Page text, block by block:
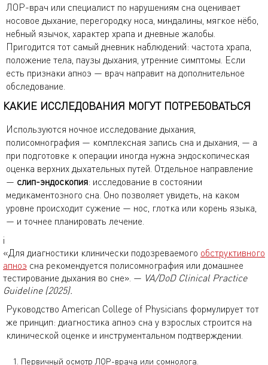
ЛОР-врач или специалист по нарушениям сна оценивает
носовое дыхание, перегородку носа, миндалины, мягкое нёбо,
небный язычок, характер храпа и дневные жалобы.
Пригодится тот самый дневник наблюдений: частота храпа,
положение тела, паузы дыхания, утренние симптомы. Если
есть признаки апноэ — врач направит на дополнительное
обследование.
КАКИЕ ИССЛЕДОВАНИЯ МОГУТ ПОТРЕБОВАТЬСЯ
Используются ночное исследование дыхания,
полисомнография — комплексная запись сна и дыхания, — а
при подготовке к операции иногда нужна эндоскопическая
оценка верхних дыхательных путей. Отдельное направление
— слип-эндоскопия: исследование в состоянии
медикаментозного сна. Оно позволяет увидеть, на каком
уровне происходит сужение — нос, глотка или корень языка,
— и точнее планировать лечение.
i
«Для диагностики клинически подозреваемого обструктивного
апноэ сна рекомендуется полисомнография или домашнее
тестирование дыхания во сне». — VA/DoD Clinical Practice
Guideline (2025).
Руководство American College of Physicians формулирует тот
же принцип: диагностика апноэ сна у взрослых строится на
клинической оценке и инструментальном подтверждении.
Первичный осмотр ЛОР-врача или сомнолога.